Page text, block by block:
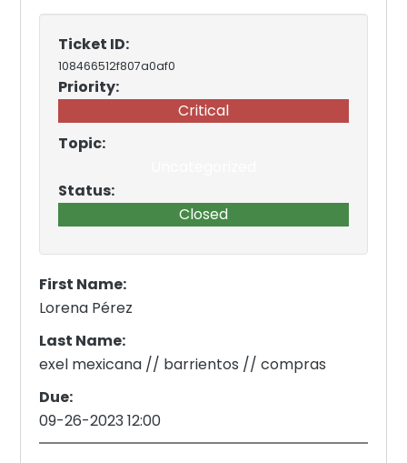
Ticket ID:
108466512f807a0af0
Priority:
Critical
Topic:
Status:
Closed
First Name:
Lorena Pérez
Last Name:
exel mexicana // barrientos // compras
Due:
09-26-2023 12:00